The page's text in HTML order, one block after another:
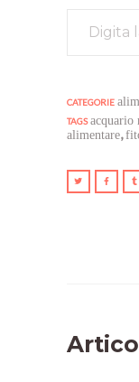
CATEGORIE
TAGS acquario
alimentare,